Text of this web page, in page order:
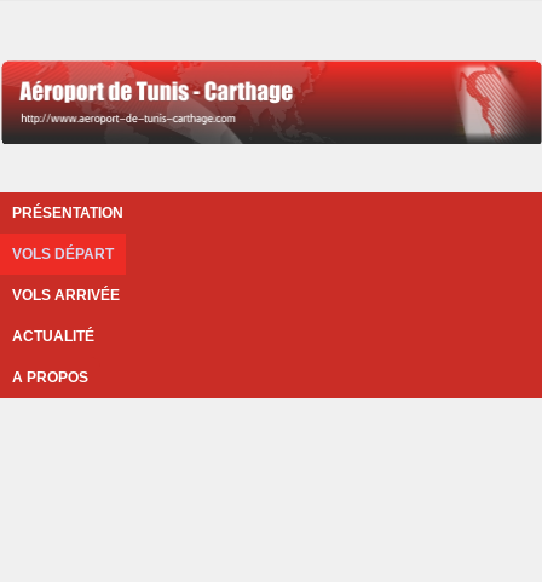
PRÉSENTATION
VOLS DÉPART
VOLS ARRIVÉE
ACTUALITÉ
A PROPOS